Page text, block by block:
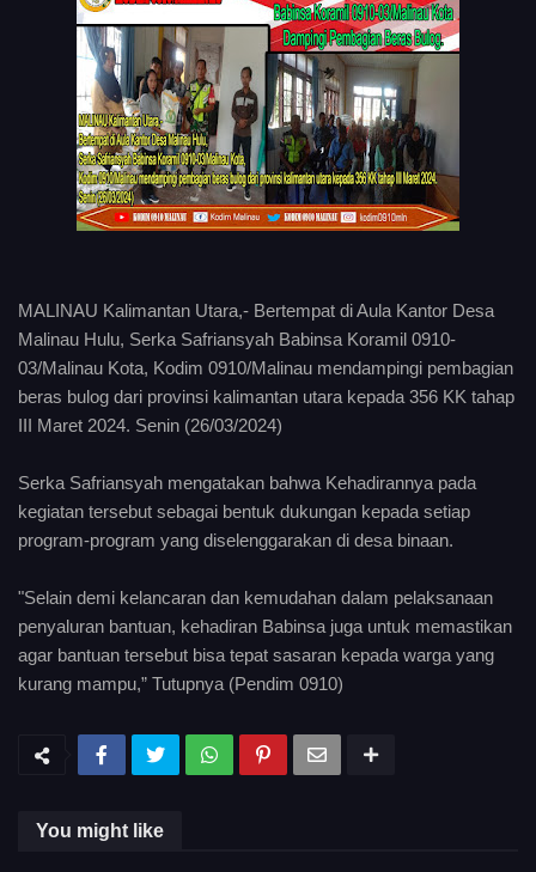
MALINAU Kalimantan Utara,- Bertempat di Aula Kantor Desa
Malinau Hulu, Serka Safriansyah Babinsa Koramil 0910-
03/Malinau Kota, Kodim 0910/Malinau mendampingi pembagian
beras bulog dari provinsi kalimantan utara kepada 356 KK tahap
III Maret 2024. Senin (26/03/2024)
Serka Safriansyah mengatakan bahwa Kehadirannya pada
kegiatan tersebut sebagai bentuk dukungan kepada setiap
program-program yang diselenggarakan di desa binaan.
"Selain demi kelancaran dan kemudahan dalam pelaksanaan
penyaluran bantuan, kehadiran Babinsa juga untuk memastikan
agar bantuan tersebut bisa tepat sasaran kepada warga yang
kurang mampu,” Tutupnya (Pendim 0910)
You might like